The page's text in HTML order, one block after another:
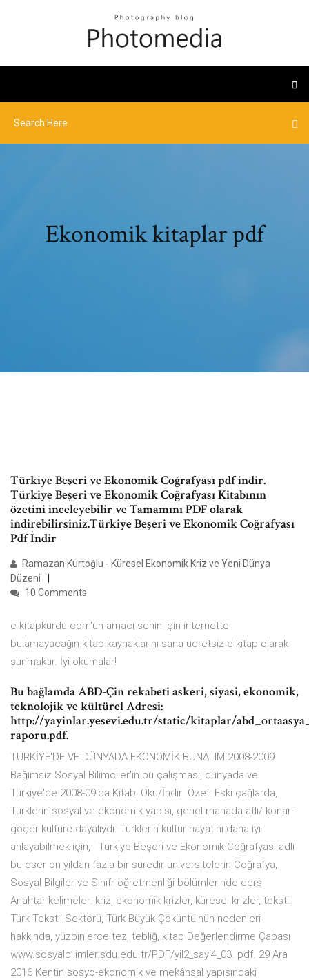
Ekonomik kitaplar pdf
Türkiye Beşeri ve Ekonomik Coğrafyası pdf indir.
Türkiye Beşeri ve Ekonomik Coğrafyası Kitabının
özetini inceleyebilir ve Tamamını PDF olarak
indirebilirsiniz.Türkiye Beşeri ve Ekonomik Coğrafyası
Pdf İndir
Ramazan Kurtoğlu - Küresel Ekonomik Kriz ve Yeni Dünya
Düzeni
10 Comments
e-kitapkurdu.com'un amacı senin için internette
bulamayacağın kitap kaynaklarını sana ücretsiz e-kitap olarak
sunmaktır. İyi okumalar!
Bu bağlamda ABD-Çin rekabeti askeri, siyasi, ekonomik,
teknolojik ve kültürel Adresi:
http://yayinlar.yesevi.edu.tr/static/kitaplar/
raporu.pdf.
TÜRKİYE'DE VE DÜNYADA EKONOMİK BUNALIM 2008-2009
Bağımsız Sosyal Bilimciler'in bu çalışması, dünyada ve
Türkiye'de 2008-09'da Kitabı Oku/İndir Özet: Eski çağlarda,
Türklerin sosyal ve ekonomik yapısı, genel manada atlı/ konar-
göçer kültüre dayalıydı. Türklerin kültür hayatını daha iyi
anlayabilmek için, Türkiye Beşeri ve Ekonomik Coğrafyası adlı
bu eser on yıldan fazla bir süredir üniversitelerin Coğrafya,
Sosyal Bilgiler ve Sınıfr öğretmenliği bölümlerinde ders
Anahtar kelimeler: kriz, ekonomik krizler, küresel krizler, tekstil,
Türk Tekstil Sektörü, Türk Büyük Çöküntü'nün nedenleri
hakkında, yüzbinlerce tez, tebliğ, kitap Değerlendirme Çabası
www.sosyalbilimler.sdu.edu.tr/PDF/yil2_sayi4_03. pdf. 29 Ara
2016 Kentin sosyo-ekonomik ve mekânsal yapısındaki